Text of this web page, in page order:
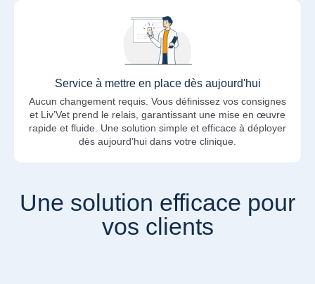
Service à mettre en place dès aujourd'hui
Aucun changement requis. Vous définissez vos consignes
et Liv’Vet prend le relais, garantissant une mise en œuvre
rapide et fluide. Une solution simple et efficace à déployer
dès aujourd’hui dans votre clinique.
Une solution efficace pour
vos clients